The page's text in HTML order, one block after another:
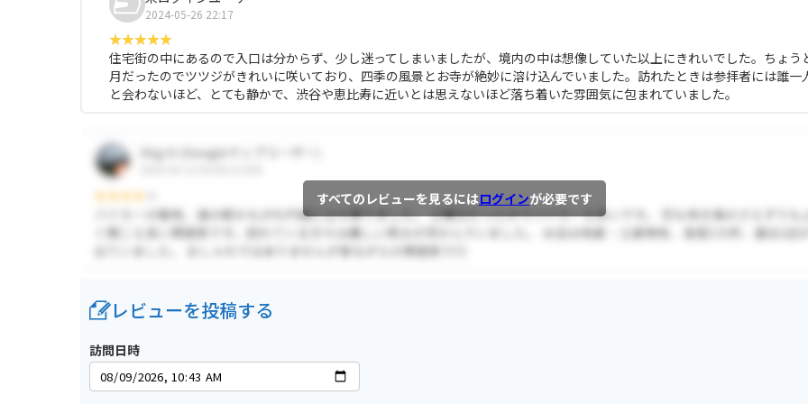
2024-05-26 22:17
住宅街の中にあるので入口は分からず、少し迷ってしまいましたが、境内の中は想像していた以上にきれいでした。ちょう
月だったのでツツジがきれいに咲いており、四季の風景とお寺が絶妙に溶け込んでいました。訪れたときは参拝者には誰一
と会わないほど、とても静かで、渋谷や恵比寿に近いとは思えないほど落ち着いた雰囲気に包まれていました。
すべてのレビューを見るにはログインが必要です
レビューを投稿する
訪問日時